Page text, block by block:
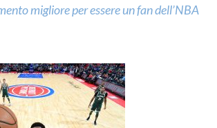
migliore per essere un fan dell’NBA